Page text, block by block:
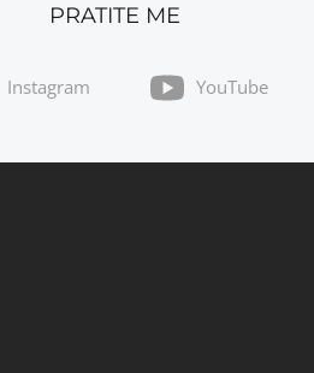
PRATITE ME
Instagram YouTube